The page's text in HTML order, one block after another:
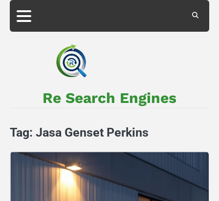
Skip
content
About
Privacy
Re Search Engines
Tag: Jasa Genset Perkins